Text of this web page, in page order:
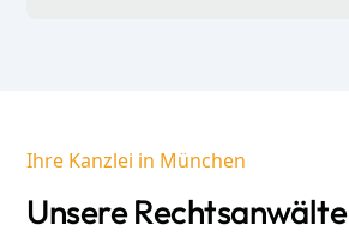
Ihre Kanzlei in München
Unsere Rechtsanwälte